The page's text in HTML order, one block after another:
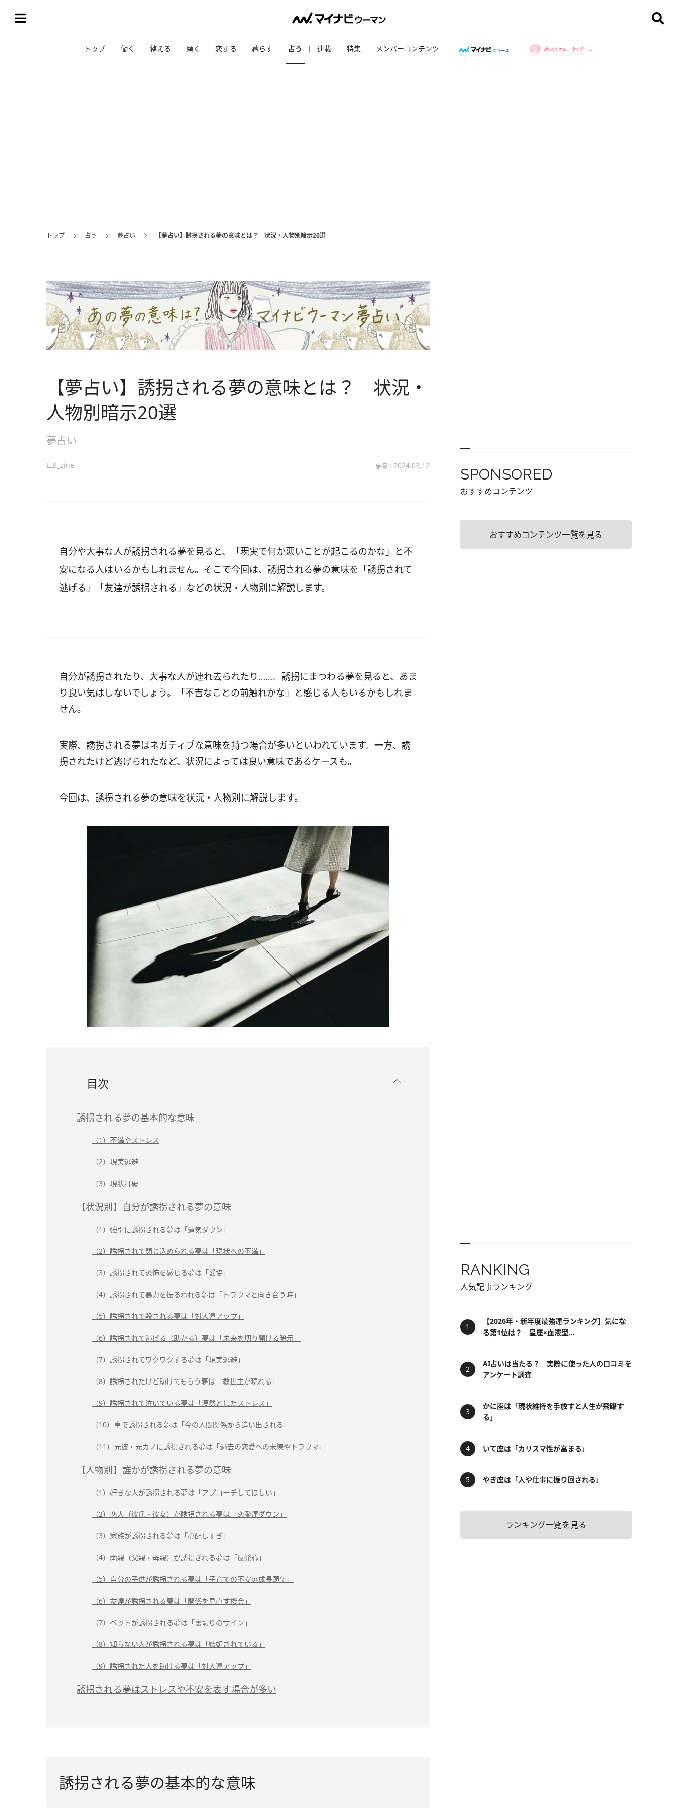
トップ 働く 整える 磨く 恋する 暮らす 占う 連載 特集 メンバーコンテンツ
トップ 占う 夢占い 【夢占い】誘拐される夢の意味とは？ 状況・人物別暗示20選
【夢占い】誘拐される夢の意味とは？ 状況・
人物別暗示20選
夢占い
LIB_zine 更新: 2024.03.12
自分や大事な人が誘拐される夢を見ると、「現実で何か悪いことが起こるのかな」と不
安になる人はいるかもしれません。そこで今回は、誘拐される夢の意味を「誘拐されて
逃げる」「友達が誘拐される」などの状況・人物別に解説します。
自分が誘拐されたり、大事な人が連れ去られたり……。誘拐にまつわる夢を見ると、あま
り良い気はしないでしょう。「不吉なことの前触れかな」と感じる人もいるかもしれま
せん。
実際、誘拐される夢はネガティブな意味を持つ場合が多いといわれています。一方、誘
拐されたけど逃げられたなど、状況によっては良い意味であるケースも。
今回は、誘拐される夢の意味を状況・人物別に解説します。
目次
誘拐される夢の基本的な意味
（1）不満やストレス
（2）現実逃避
（3）現状打破
【状況別】自分が誘拐される夢の意味
（1）強引に誘拐される夢は「運気ダウン」
（2）誘拐されて閉じ込められる夢は「現状への不満」
（3）誘拐されて恐怖を感じる夢は「妥協」
（4）誘拐されて暴力を振るわれる夢は「トラウマと向き合う時」
（5）誘拐されて殺される夢は「対人運アップ」
（6）誘拐されて逃げる（助かる）夢は「未来を切り開ける暗示」
（7）誘拐されてワクワクする夢は「現実逃避」
（8）誘拐されたけど助けてもらう夢は「救世主が現れる」
（9）誘拐されて泣いている夢は「漠然としたストレス」
（10）車で誘拐される夢は「今の人間関係から追い出される」
（11）元彼・元カノに誘拐される夢は「過去の恋愛への未練やトラウマ」
【人物別】誰かが誘拐される夢の意味
（1）好きな人が誘拐される夢は「アプローチしてほしい」
（2）恋人（彼氏・彼女）が誘拐される夢は「恋愛運ダウン」
（3）家族が誘拐される夢は「心配しすぎ」
（4）両親（父親・母親）が誘拐される夢は「反発心」
（5）自分の子供が誘拐される夢は「子育ての不安or成長願望」
（6）友達が誘拐される夢は「関係を見直す機会」
（7）ペットが誘拐される夢は「裏切りのサイン」
（8）知らない人が誘拐される夢は「嫉妬されている」
（9）誘拐された人を助ける夢は「対人運アップ」
誘拐される夢はストレスや不安を表す場合が多い
誘拐される夢の基本的な意味
SPONSORED
おすすめコンテンツ
おすすめコンテンツ一覧を見る
RANKING
人気記事ランキング
【2026年・新年度最強運ランキング】気にな
る第1位は？ 星座×血液型...
AI占いは当たる？ 実際に使った人の口コミを
アンケート調査
かに座は「現状維持を手放すと人生が飛躍す
る」
いて座は「カリスマ性が高まる」
やぎ座は「人や仕事に振り回される」
ランキング一覧を見る